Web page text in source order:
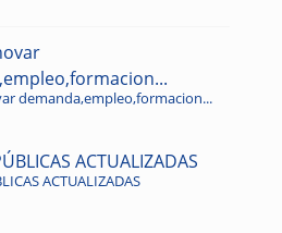
demanda,empleo,formacion...
ACTUALIZADAS
ACTUALIZADAS